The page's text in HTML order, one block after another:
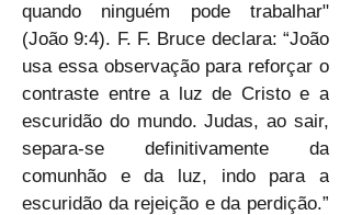
quando ninguém pode trabalhar"
(João 9:4). F. F. Bruce declara: “João
usa essa observação para reforçar o
contraste entre a luz de Cristo e a
escuridão do mundo. Judas, ao sair,
separa-se definitivamente da
comunhão e da luz, indo para a
escuridão da rejeição e da perdição.”